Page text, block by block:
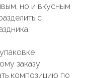
но и вкусным
с
заказу
композицию по